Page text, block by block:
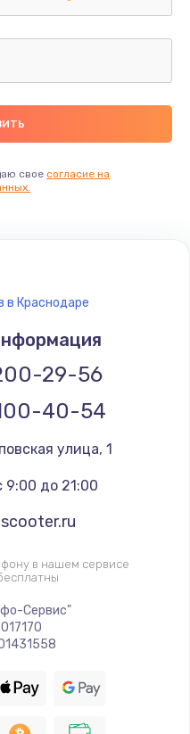
свое согласие на
в Краснодаре
29-56
40-54
улица, 1
9:00 до 21:00
в нашем сервисе
Сервис"